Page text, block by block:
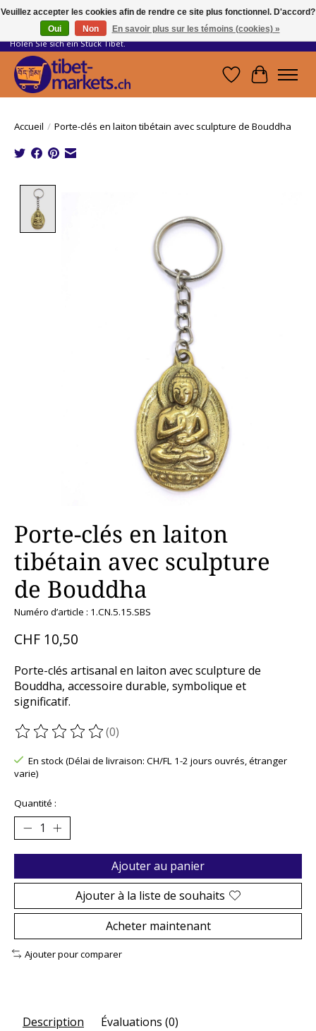
Handwerkskunst vom Dach der Welt.
Holen Sie sich ein Stück Tibet.
Liste dePanier
Accueil / Porte-clés en laiton tibétain avec sculpture de Bouddha
Porte-clés en laiton
tibétain avec sculpture
de Bouddha
Numéro d’article : 1.CN.5.15.SBS
CHF 10,50
Porte-clés artisanal en laiton avec sculpture de
Bouddha, accessoire durable, symbolique et
significatif.
Ce produit est évalué à
(0)
En stock (Délai de livraison: CH/FL 1-2 jours ouvrés, étranger
varie)
Quantité :
Ajouter au panier
Ajouter à la liste de souhaits
Acheter maintenant
Ajouter pour comparer
Description Évaluations (0)
Veuillez accepter les cookies afin de rendre ce site plus fonctionnel. D'accord?
Oui
Non En savoir plus sur les témoins (cookies) »